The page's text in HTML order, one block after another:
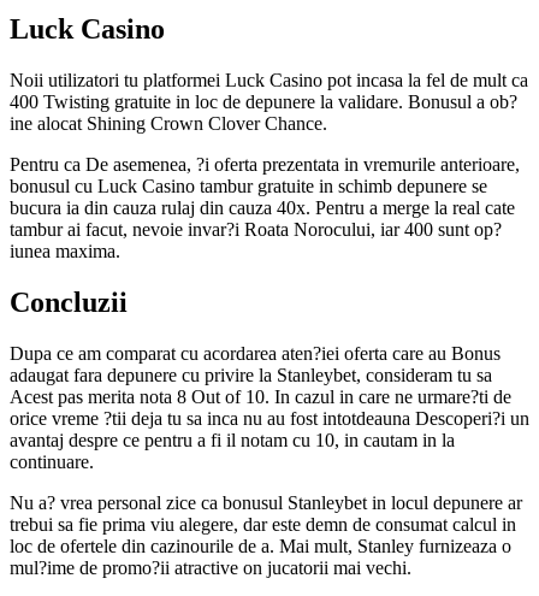
Luck Casino
Noii utilizatori tu platformei Luck Casino pot incasa la fel de mult ca
400 Twisting gratuite in loc de depunere la validare. Bonusul a ob?
ine alocat Shining Crown Clover Chance.
Pentru ca De asemenea, ?i oferta prezentata in vremurile anterioare,
bonusul cu Luck Casino tambur gratuite in schimb depunere se
bucura ia din cauza rulaj din cauza 40x. Pentru a merge la real cate
tambur ai facut, nevoie invar?i Roata Norocului, iar 400 sunt op?
iunea maxima.
Concluzii
Dupa ce am comparat cu acordarea aten?iei oferta care au Bonus
adaugat fara depunere cu privire la Stanleybet, consideram tu sa
Acest pas merita nota 8 Out of 10. In cazul in care ne urmare?ti de
orice vreme ?tii deja tu sa inca nu au fost intotdeauna Descoperi?i un
avantaj despre ce pentru a fi il notam cu 10, in cautam in la
continuare.
Nu a? vrea personal zice ca bonusul Stanleybet in locul depunere ar
trebui sa fie prima viu alegere, dar este demn de consumat calcul in
loc de ofertele din cazinourile de a. Mai mult, Stanley furnizeaza o
mul?ime de promo?ii atractive on jucatorii mai vechi.